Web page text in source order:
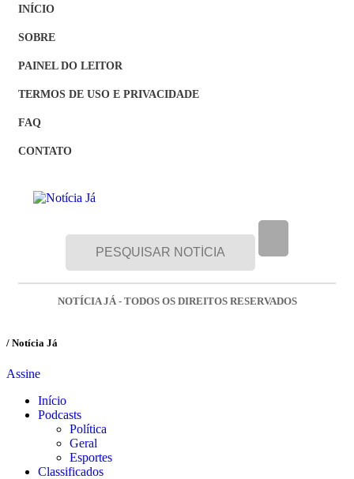
INÍCIO
SOBRE
PAINEL DO LEITOR
TERMOS DE USO E PRIVACIDADE
FAQ
CONTATO
NOTÍCIA JÁ - TODOS OS DIREITOS RESERVADOS
/ Notícia Já
Assine
Início
Podcasts
Política
Geral
Esportes
Classificados